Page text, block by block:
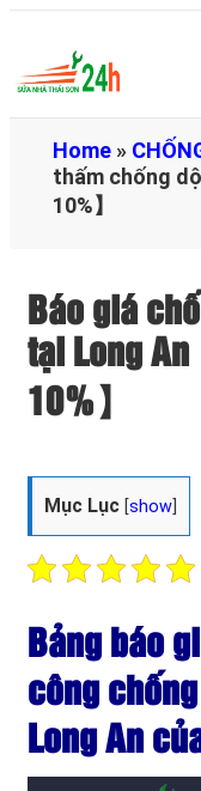
Home »
thấm chống
10%】
Báo giá
tại Long
10%】
Mục Lục [show
Bảng báo
công
Long An